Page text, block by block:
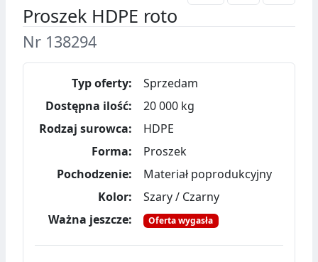
Proszek HDPE roto
Nr 138294
Typ oferty:
Sprzedam
Dostępna ilość:
20 000 kg
Rodzaj surowca:
HDPE
Forma:
Proszek
Pochodzenie:
Materiał poprodukcyjny
Kolor:
Szary / Czarny
Ważna jeszcze:
Oferta wygasła